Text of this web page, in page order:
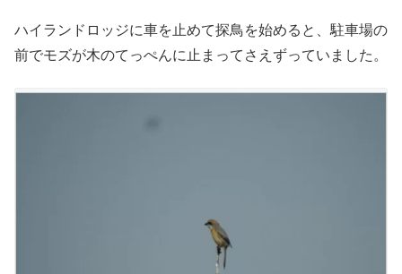
ハイランドロッジに車を止めて探鳥を始めると、駐車場の
前でモズが木のてっぺんに止まってさえずっていました。